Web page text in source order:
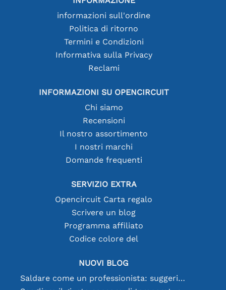
informazioni sull'ordine
Politica di ritorno
Termini e Condizioni
Informativa sulla Privacy
Reclami
INFORMAZIONI SU OPENCIRCUIT
Chi siamo
Recensioni
Il nostro assortimento
I nostri marchi
Domande frequenti
SERVIZIO EXTRA
Opencircuit Carta regalo
Scrivere un blog
Programma affiliato
Codice colore del
NUOVI BLOG
Saldare come un professionista: suggerimenti per connessioni elettroniche perfette